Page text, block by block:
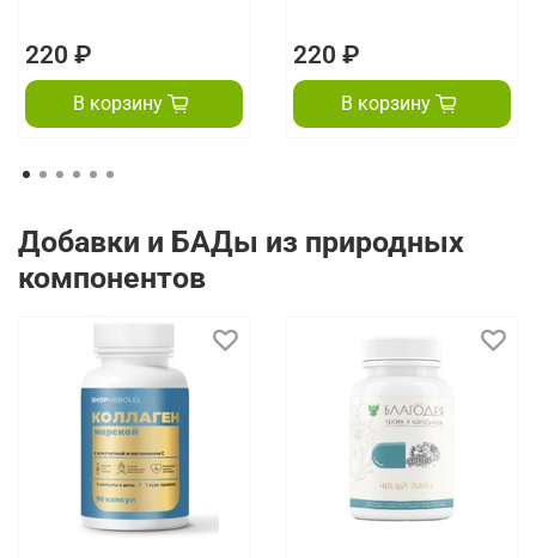
220 ₽
В корзину
220 ₽
В корзину
Добавки и БАДы из природных
компонентов